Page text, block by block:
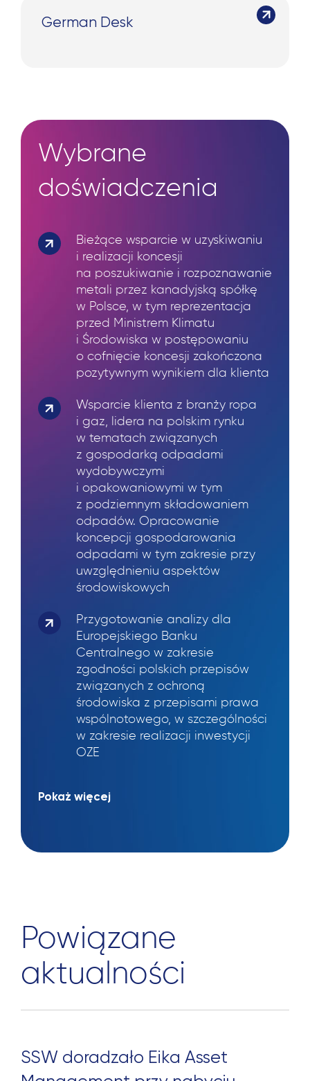
German Desk
Wybrane
doświadczenia
Bieżące wsparcie w uzyskiwaniu
i realizacji koncesji
na poszukiwanie i rozpoznawanie
metali przez kanadyjską spółkę
w Polsce, w tym reprezentacja
przed Ministrem Klimatu
i Środowiska w postępowaniu
o cofnięcie koncesji zakończona
pozytywnym wynikiem dla klienta
Wsparcie klienta z branży ropa
i gaz, lidera na polskim rynku
w tematach związanych
z gospodarką odpadami
wydobywczymi
i opakowaniowymi w tym
z podziemnym składowaniem
odpadów. Opracowanie
koncepcji gospodarowania
odpadami w tym zakresie przy
uwzględnieniu aspektów
środowiskowych
Przygotowanie analizy dla
Europejskiego Banku
Centralnego w zakresie
zgodności polskich przepisów
związanych z ochroną
środowiska z przepisami prawa
wspólnotowego, w szczególności
w zakresie realizacji inwestycji
OZE
Pokaż więcej
Powiązane
aktualności
SSW doradzało Eika Asset